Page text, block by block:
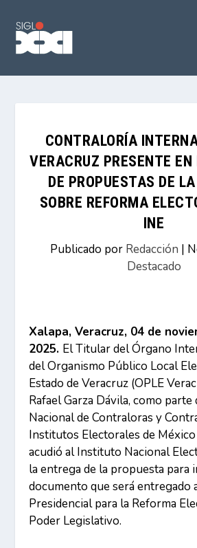
CONTRALORÍA
VERACRUZ PRESENTE
DE PROPUESTAS DE
SOBRE REFORMA
INE
Publicado por Redacción |
Destacado
Xalapa, Veracruz, 04 de
2025. El Titular del Órgano
del Organismo Público Local
Estado de Veracruz (OPLE
Rafael Garza Dávila, como
Nacional de Contraloras y
Institutos Electorales de
acudió al Instituto Nacional
la entrega de la propuesta para
documento que será entregado
Presidencial para la Reforma
Poder Legislativo.